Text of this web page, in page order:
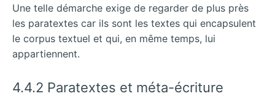
Une telle démarche exige de regarder de plus près
les paratextes car ils sont les textes qui encapsulent
le corpus textuel et qui, en même temps, lui
appartiennent.
4.4.2 Paratextes et méta-écriture